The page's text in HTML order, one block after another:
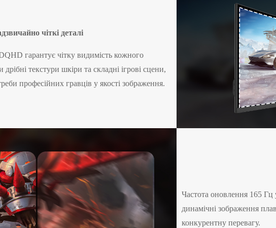
чіткі деталі
гарантує чітку видимість кожного
текстури шкіри та складні ігрові сцени,
професійних гравців у якості зображення.
Частота оновлення 165 Гц
динамічні зображення
конкурентну перевагу.